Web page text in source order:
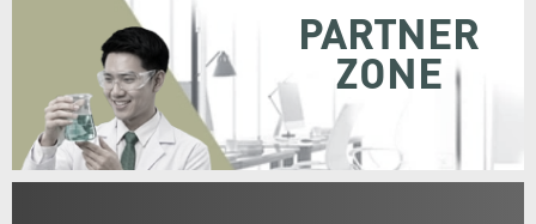
PARTNER
ZONE